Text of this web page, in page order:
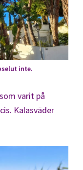
inte.
varit på
Kalasväder